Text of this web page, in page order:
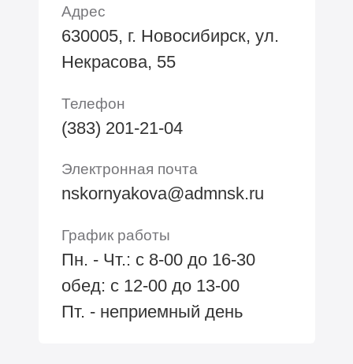
Адрес
630005, г. Новосибирск, ул.
Некрасова, 55
Телефон
(383) 201-21-04
Электронная почта
nskornyakova@admnsk.ru
График работы
Пн. - Чт.: с 8-00 до 16-30
обед: с 12-00 до 13-00
Пт. - неприемный день